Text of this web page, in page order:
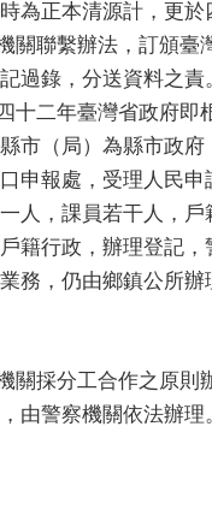
正本清源計，更於
聯繫辦法，訂頒臺
過錄，分送資料之責
二年臺灣省政府即
市（局）為縣市政
報處，受理人民
人，課員若干人，
籍行政，辦理登記
務，仍由鄉鎮公所辦
採分工合作之原則
由警察機關依法辦